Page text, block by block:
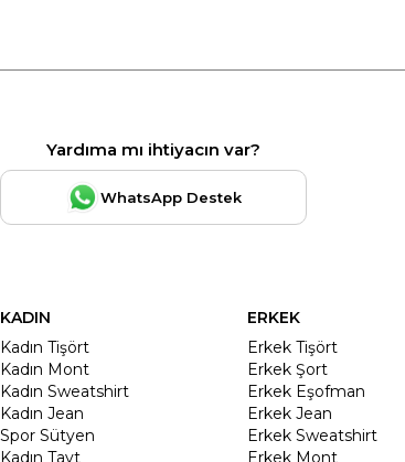
Yardıma mı ihtiyacın var?
WhatsApp Destek
KADIN
Kadın Tişört
Kadın Mont
Kadın Sweatshirt
Kadın Jean
Spor Sütyen
Kadın Tayt
ERKEK
Erkek Tişört
Erkek Şort
Erkek Eşofman
Erkek Jean
Erkek Sweatshirt
Erkek Mont